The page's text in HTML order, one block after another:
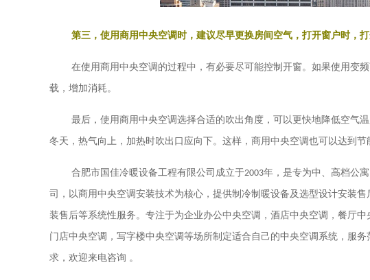
第三，使用商用中央空调时，建议尽早更换房间空气，打开窗户时，
在使用商用中央空调的过程中，有必要尽可能控制开窗。如果使用变
载，增加消耗。
最后，使用商用中央空调选择合适的吹出角度，可以更快地降低空气
冬天，热气向上，加热时吹出口应向下。这样，商用中央空调也可以达到节
合肥市国佳冷暖设备工程有限公司成立于2003年，是专为中、高档公
司，以商用中央空调安装技术为核心，提供制冷制暖设备及选型设计安装
装售后等系统性服务。专注于为企业办公中央空调，酒店中央空调，餐厅
门店中央空调，写字楼中央空调等场所制定适合自己的中央空调系统，服
求，欢迎来电咨询 。